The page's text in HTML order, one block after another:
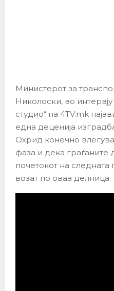
Министерот за
Николоски, во
студио“ на 4TV.mk
една деценија
Охрид конечно
фаза и дека граѓаните
почетокот на
возат по оваа делница.